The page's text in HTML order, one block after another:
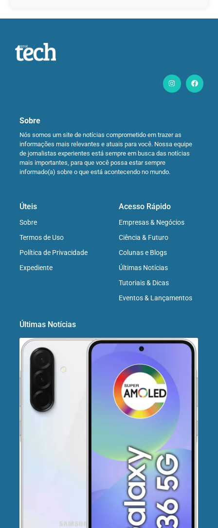
Sobre
Nós somos um site de notícias comprometido em trazer as
informações mais relevantes e atuais para você. Nossa equipe
de jornalistas experientes está sempre em busca das notícias
mais importantes, para que você possa estar sempre
informado(a) sobre o que está acontecendo no mundo.
Úteis
Sobre
Termos de Uso
Política de Privacidade
Expediente
Acesso Rápido
Empresas & Negócios
Ciência & Futuro
Colunas e Blogs
Últimas Notícias
Tutoriais & Dicas
Eventos & Lançamentos
Últimas Notícias